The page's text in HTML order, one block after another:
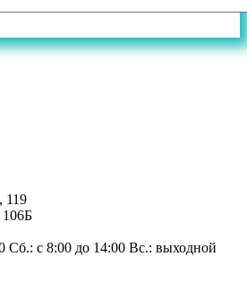
119
106Б
Сб.: с 8:00 до 14:00 Вс.: выходной